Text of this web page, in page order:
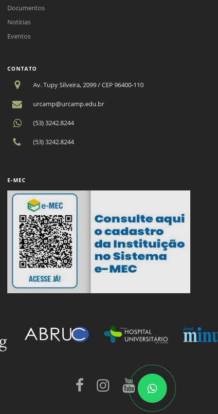
Documentos
Notícias
Eventos
CONTATO
Av. Tupy Silveira, 2099 / CEP 96400-110
urcamp@urcamp.edu.br
(53) 3242.8244
(53) 3242.8244
E-MEC